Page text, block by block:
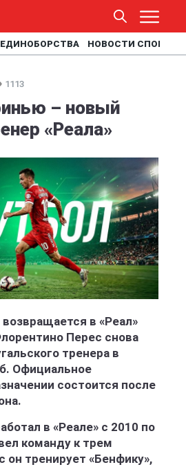
ЕДИНОБОРСТВА НОВОСТИ СПОРТА
1113
– новый
«Реала»
в «Реал»
Перес снова
тренера в
Официальное
состоится после
в «Реале» с 2010 по
команду к трем
он тренирует «Бенфику»,